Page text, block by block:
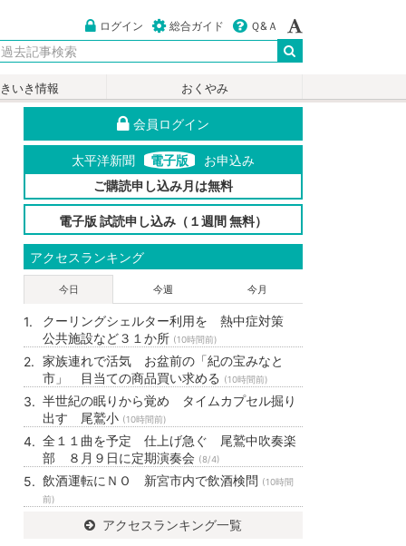
ログイン 総合ガイド Ｑ&Ａ
いき情報 おくやみ
会員ログイン
太平洋新聞 電子版
お申込み
ご購読申し込み月は無料
電子版 試読申し込み（１週間 無料）
アクセスランキング
今日 今週 今月
クーリングシェルター利用を 熱中症対策
公共施設など３１か所 (10時間前)
家族連れで活気 お盆前の「紀の宝みなと
市」 目当ての商品買い求める
(10時間前)
半世紀の眠りから覚め タイムカプセル掘り
出す 尾鷲小 (10時間前)
全１１曲を予定 仕上げ急ぐ 尾鷲中吹奏楽
部 ８月９日に定期演奏会 (8/4)
飲酒運転にＮＯ 新宮市内で飲酒検問 (10時間
前)
アクセスランキング一覧